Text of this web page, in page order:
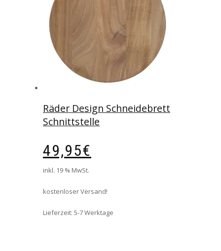
Räder Design Schneidebrett
Schnittstelle
49,95€
inkl. 19 % MwSt.
kostenloser Versand!
Lieferzeit: 5-7 Werktage